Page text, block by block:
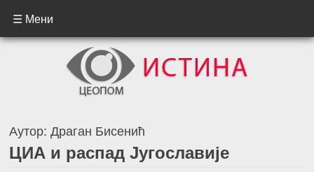
☰ Мени
Аутор:Драган Бисенић
ЦИА и распад Југославије